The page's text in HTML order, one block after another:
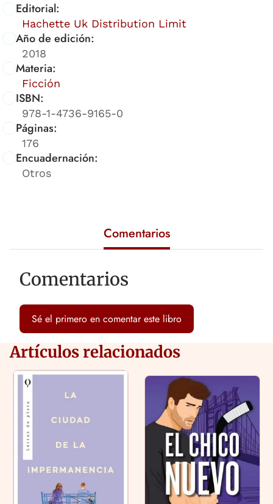
Editorial:
Hachette Uk Distribution Limit
Año de edición:
2018
Materia:
Ficción
ISBN:
978-1-4736-9165-0
Páginas:
176
Encuadernación:
Otros
Comentarios
Comentarios
Sé el primero en comentar este libro
Artículos relacionados